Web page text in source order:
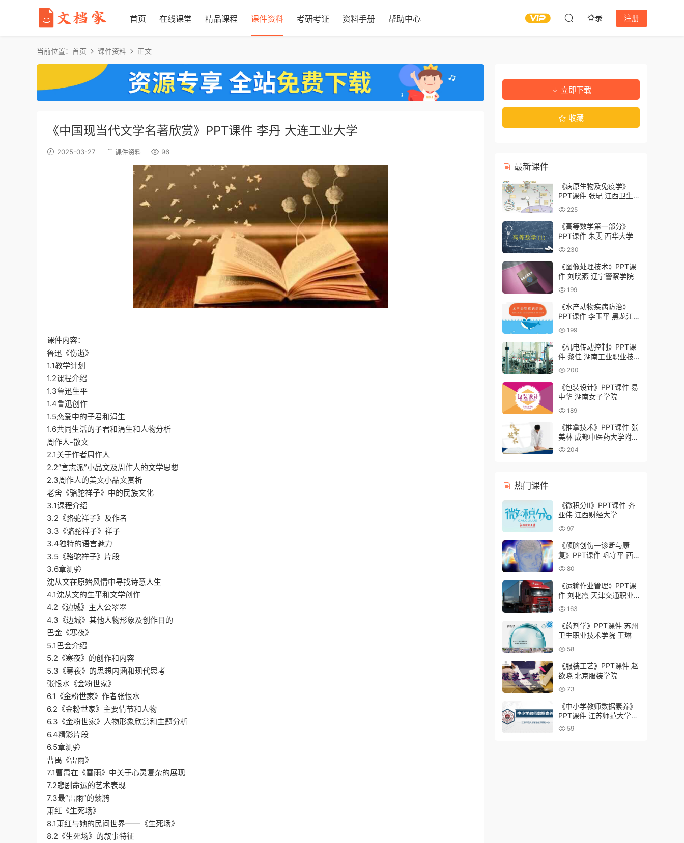
首页 在线课堂 精品课程 课件资料 考研考证 资料手册 帮助中心 登录 注册
当前位置： 首页 课件资料 正文
《中国现当代文学名著欣赏》PPT课件 李丹 大连工业大学
2025-03-27 课件资料 96
课件内容：
鲁迅《伤逝》
1.1教学计划
1.2课程介绍
1.3鲁迅生平
1.4鲁迅创作
1.5恋爱中的子君和涓生
1.6共同生活的子君和涓生和人物分析
周作人-散文
2.1关于作者周作人
2.2“言志派”小品文及周作人的文学思想
2.3周作人的美文小品文赏析
老舍《骆驼祥子》中的民族文化
3.1课程介绍
3.2《骆驼祥子》及作者
3.3《骆驼祥子》祥子
3.4独特的语言魅力
3.5《骆驼祥子》片段
3.6章测验
沈从文在原始风情中寻找诗意人生
4.1沈从文的生平和文学创作
4.2《边城》主人公翠翠
4.3《边城》其他人物形象及创作目的
巴金《寒夜》
5.1巴金介绍
5.2《寒夜》的创作和内容
5.3《寒夜》的思想内涵和现代思考
张恨水《金粉世家》
6.1《金粉世家》作者张恨水
6.2《金粉世家》主要情节和人物
6.3《金粉世家》人物形象欣赏和主题分析
6.4精彩片段
6.5章测验
曹禺《雷雨》
7.1曹禺在《雷雨》中关于心灵复杂的展现
7.2悲剧命运的艺术表现
7.3最“雷雨”的蘩漪
萧红《生死场》
8.1萧红与她的民间世界——《生死场》
8.2《生死场》的叙事特征
立即下载
收藏
最新课件
《病原生物及免疫学》
PPT课件 张玘 江西卫生
职业学院
225
《高等数学第一部分》
PPT课件 朱雯 西华大学
230
《图像处理技术》PPT课
件 刘晓燕 辽宁警察学院
199
《水产动物疾病防治》
PPT课件 李玉平 黑龙江
农业工程职业学院
199
《机电传动控制》PPT课
件 黎佳 湖南工业职业技
术学院
200
《包装设计》PPT课件 易
中华 湖南女子学院
189
《推拿技术》PPT课件 张
美林 成都中医药大学附属
医院针灸学校（四川省针
204
热门课件
《微积分II》PPT课件 齐
亚伟 江西财经大学
97
《颅脑创伤—诊断与康
复》PPT课件 巩守平 西
安交通大学
80
《运输作业管理》PPT课
件 刘艳霞 天津交通职业
学院163
《药剂学》PPT课件 苏州
卫生职业技术学院 王琳
58
《服装工艺》PPT课件 赵
欲晓 北京服装学院
73
《中小学教师数据素养》
PPT课件 江苏师范大学
杨现民
59